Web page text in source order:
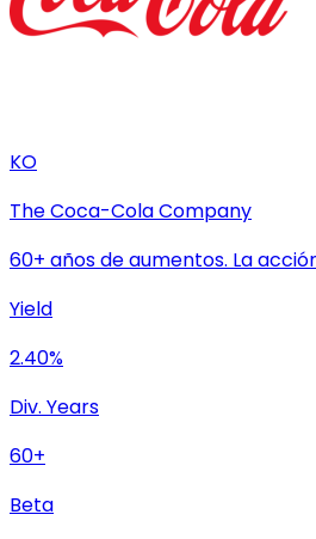
KO
The Coca-Cola Company
60+ años de aumentos. La
Yield
2.40%
Div. Years
60+
Beta